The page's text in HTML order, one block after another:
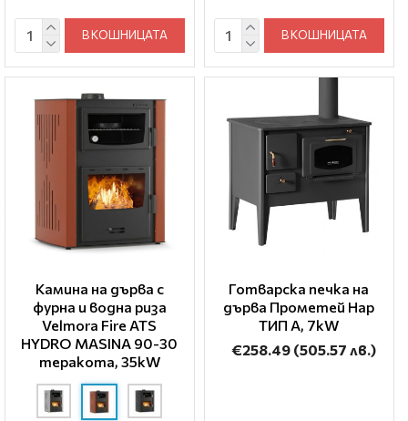
В КОШНИЦАТА В КОШНИЦАТА
Камина на дърва с
фурна и водна риза
Velmora Fire ATS
HYDRO ΜΑSΙΝΑ 90-30
теракота, 35kW
Готварска печка на
дърва Прометей Нар
ТИП A, 7kW
€258.49 (505.57 лв.)